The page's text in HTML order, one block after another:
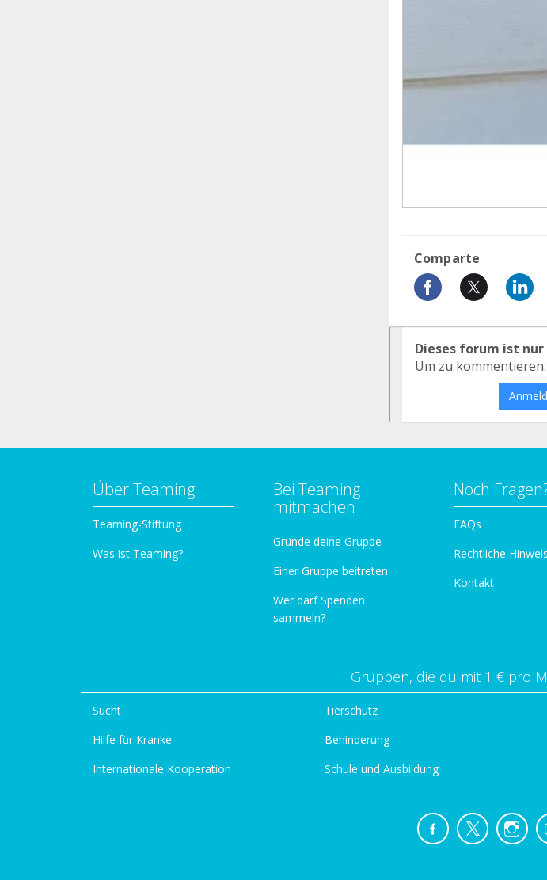
Comparte
Dieses forum ist
Um zu kommentieren:
Über Teaming
Teaming-Stiftung
Was ist Teaming?
Bei Teaming
mitmachen
Gründe deine Gruppe
Einer Gruppe beitreten
Wer darf Spenden
sammeln?
Noch
FAQs
Rechtliche
Kontakt
Gruppen, die du mit 1 € pro
Sucht
Hilfe für Kranke
Internationale Kooperation
Tierschutz
Behinderung
Schule und Ausbildung